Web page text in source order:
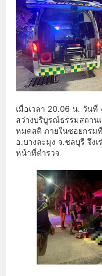
เมื่อเวลา 20.06 น. วัน
สว่างบริบูรณ์ธรรมสถาน
หมดสติ ภายในซอยกรม
อ.บางละมุง จ.ชลบุรี จึงเ
หน้าที่ตำรวจ